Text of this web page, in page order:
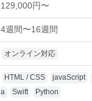
129,000円〜
4週間〜16週間
オンライン対応
HTML / CSS javaScript
a
Swift Python